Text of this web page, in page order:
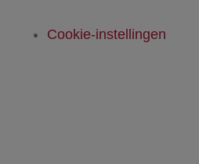
Cookie-instellingen